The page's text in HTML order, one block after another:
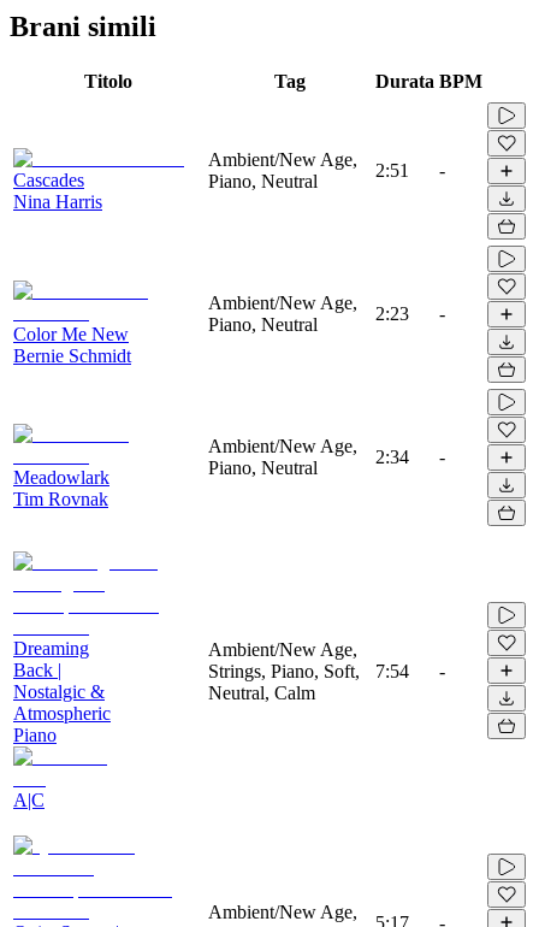
Brani simili
Titolo Tag Durata BPM
Cascades
Nina Harris
Ambient/New Age,
Piano, Neutral
2:51 -
Color Me New
Bernie Schmidt
Ambient/New Age,
Piano, Neutral
2:23 -
Meadowlark
Tim Rovnak
Ambient/New Age,
Piano, Neutral
2:34 -
Dreaming
Back |
Nostalgic &
Atmospheric
Piano
A|C
Ambient/New Age,
Strings, Piano, Soft,
Neutral, Calm
7:54 -
Ambient/New Age,
5:17 -